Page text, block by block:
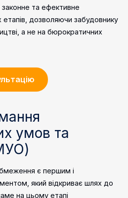
законне та ефективне
дозволяючи забудовнику
а не на бюрократичних
умов та
є першим і
який відкриває шлях до
на цьому етапі